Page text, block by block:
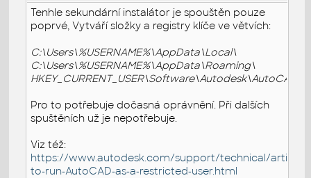
Tenhle sekundární instalátor je spouštěn pouze
poprvé, Vytváří složky a registry klíče ve větvích:
C:\Users\%USERNAME%\AppData\Local\
C:\Users\%USERNAME%\AppData\Roaming\
HKEY_CURRENT_USER\Software\Autodesk\AutoCAD\
Pro to potřebuje dočasná oprávnění. Při dalších
spuštěních už je nepotřebuje.
Viz též:
https://www.autodesk.com/support/technical/article/
to-run-AutoCAD-as-a-restricted-user.html